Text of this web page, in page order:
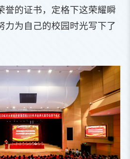
誉的证书，定格下这荣耀瞬
力为自己的校园时光写下了